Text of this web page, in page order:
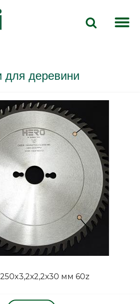
для деревини
мм 60z